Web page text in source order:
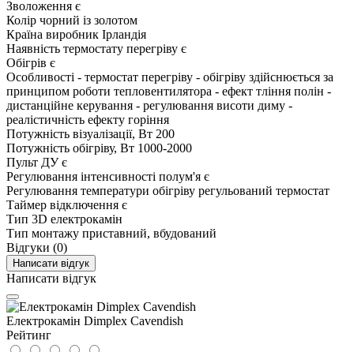
Зволоження є
Колір чорний із золотом
Країна виробник Ірландія
Наявність термостату перегріву є
Обігрів є
Особливості - термостат перегріву - обігріву здійснюється за
принципом роботи тепловентилятора - ефект тління полін -
дистанційне керування - регулювання висоти диму -
реалістичність ефекту горіння
Потужність візуалізації, Вт 200
Потужність обігріву, Вт 1000-2000
Пульт ДУ є
Регулювання інтенсивності полум'я є
Регулювання температури обігріву регульований термостат
Таймер відключення є
Тип 3D електрокамін
Тип монтажу приставний, вбудований
Відгуки (0)
Написати відгук
Написати відгук
Електрокамін Dimplex Cavendish
Рейтинг